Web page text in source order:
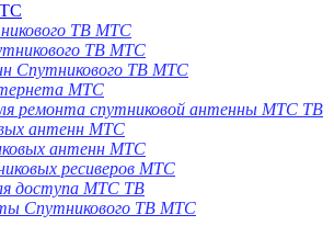
ТВ МТС
ТВ МТС
Спутникового ТВ МТС
МТС
ремонта спутниковой антенны МТС ТВ
антенн МТС
антенн МТС
ресиверов МТС
доступа МТС ТВ
Спутникового ТВ МТС